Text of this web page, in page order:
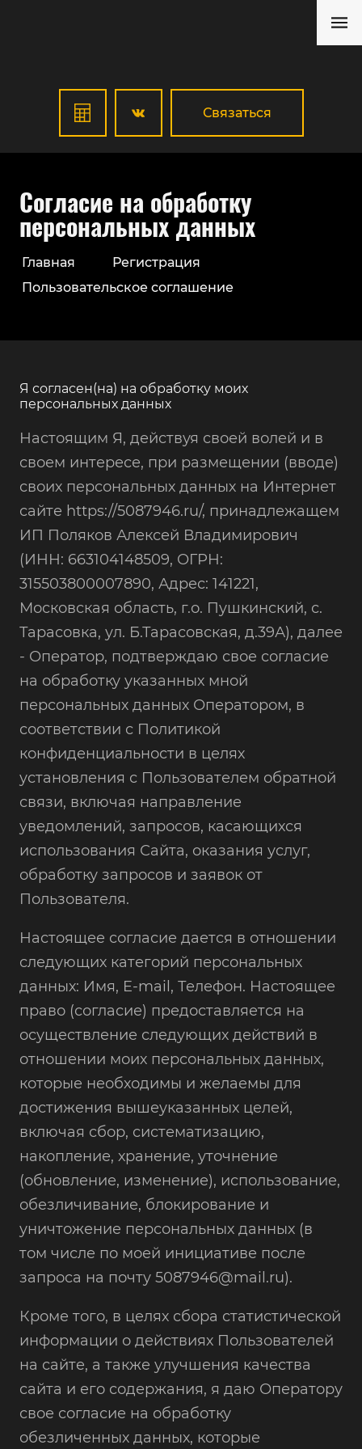
Связаться
Согласие на обработку
персональных данных
Главная
Регистрация
Пользовательское соглашение
Я согласен(на) на обработку моих
персональных данных
Настоящим Я, действуя своей волей и в
своем интересе, при размещении (вводе)
своих персональных данных на Интернет
сайте https://5087946.ru/, принадлежащем
ИП Поляков Алексей Владимирович
(ИНН: 663104148509, ОГРН:
315503800007890, Адрес: 141221,
Московская область, г.о. Пушкинский, с.
Тарасовка, ул. Б.Тарасовская, д.39А), далее
- Оператор, подтверждаю свое согласие
на обработку указанных мной
персональных данных Оператором, в
соответствии с Политикой
конфиденциальности в целях
установления с Пользователем обратной
связи, включая направление
уведомлений, запросов, касающихся
использования Сайта, оказания услуг,
обработку запросов и заявок от
Пользователя.
Настоящее согласие дается в отношении
следующих категорий персональных
данных: Имя, E-mail, Телефон. Настоящее
право (согласие) предоставляется на
осуществление следующих действий в
отношении моих персональных данных,
которые необходимы и желаемы для
достижения вышеуказанных целей,
включая сбор, систематизацию,
накопление, хранение, уточнение
(обновление, изменение), использование,
обезличивание, блокирование и
уничтожение персональных данных (в
том числе по моей инициативе после
запроса на почту 5087946@mail.ru).
Кроме того, в целях сбора статистической
информации о действиях Пользователей
на сайте, а также улучшения качества
сайта и его содержания, я даю Оператору
свое согласие на обработку
обезличенных данных, которые